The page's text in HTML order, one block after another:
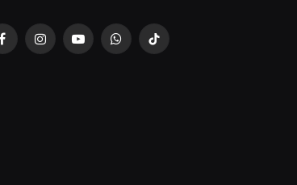
FacebookInstagramYouTubeWhatsAppTikTok